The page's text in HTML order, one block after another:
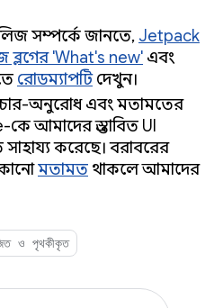
সম্পর্কে জানতে, Jetpack
ব্লগের 'What's new' এবং
রোডম্যাপটিদেখুন।
অনুরোধ এবং মতামতের
আমাদের প্রস্তাবিত UI
করেছে। বরাবরের
মতামত থাকলে আমাদের
ও পৃথকীকৃত